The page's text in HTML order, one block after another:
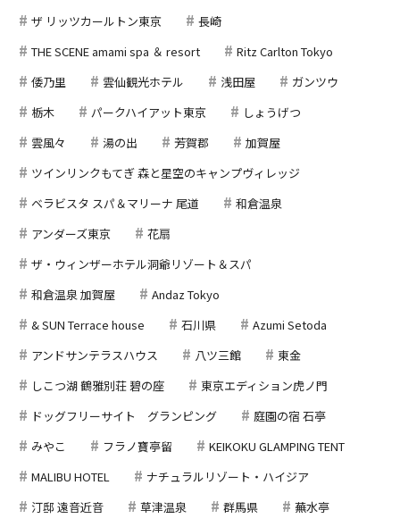
ザ リッツカールトン東京
長崎
THE SCENE amami spa ＆ resort
Ritz Carlton Tokyo
倭乃里
雲仙観光ホテル 浅田屋
ガンツウ
栃木
パークハイアット東京
しょうげつ
雲風々
湯の出 芳賀郡
加賀屋
ツインリンクもてぎ 森と星空のキャンプヴィレッジ
ベラビスタ スパ＆マリーナ 尾道
和倉温泉
アンダーズ東京
花扇
ザ・ウィンザーホテル洞爺リゾート＆スパ
和倉温泉 加賀屋
Andaz Tokyo
& SUN Terrace house
石川県
Azumi Setoda
アンドサンテラスハウス
八ツ三館
東金
しこつ湖 鶴雅別荘 碧の座
東京エディション虎ノ門
ドッグフリーサイト グランピング
庭園の宿 石亭
みやこ
フラノ寶亭留
KEIKOKU GLAMPING TENT
MALIBU HOTEL
ナチュラルリゾート・ハイジア
汀邸 遠音近音
草津温泉 群馬県
蕪水亭